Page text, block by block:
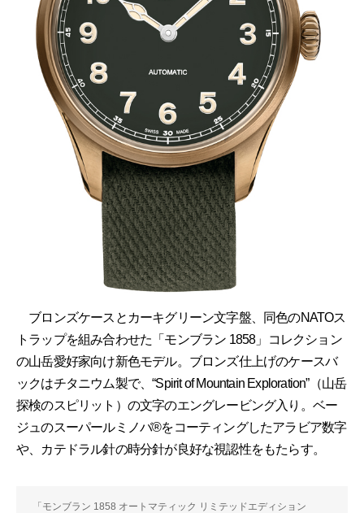
ブロンズケースとカーキグリーン文字盤、同色のNATOス
トラップを組み合わせた「モンブラン 1858」コレクション
の山岳愛好家向け新色モデル。ブロンズ仕上げのケースバ
ックはチタニウム製で、“Spirit of Mountain Exploration”（山岳
探検のスピリット）の文字のエングレービング入り。ベー
ジュのスーパールミノバ®をコーティングしたアラビア数字
や、カテドラル針の時分針が良好な視認性をもたらす。
「モンブラン 1858 オートマティック リミテッドエディション